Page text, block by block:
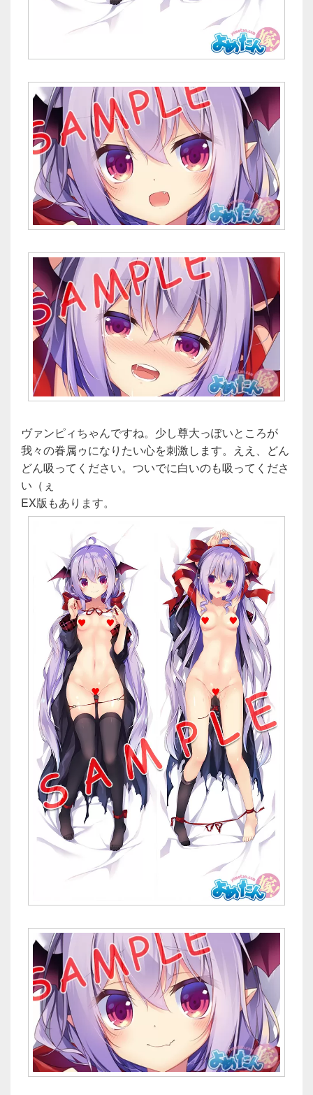
ヴァンピィちゃんですね。少し尊大っぽいところが
我々の眷属ゥになりたい心を刺激します。ええ、どん
どん吸ってください。ついでに白いのも吸ってくださ
い（ぇ
EX版もあります。